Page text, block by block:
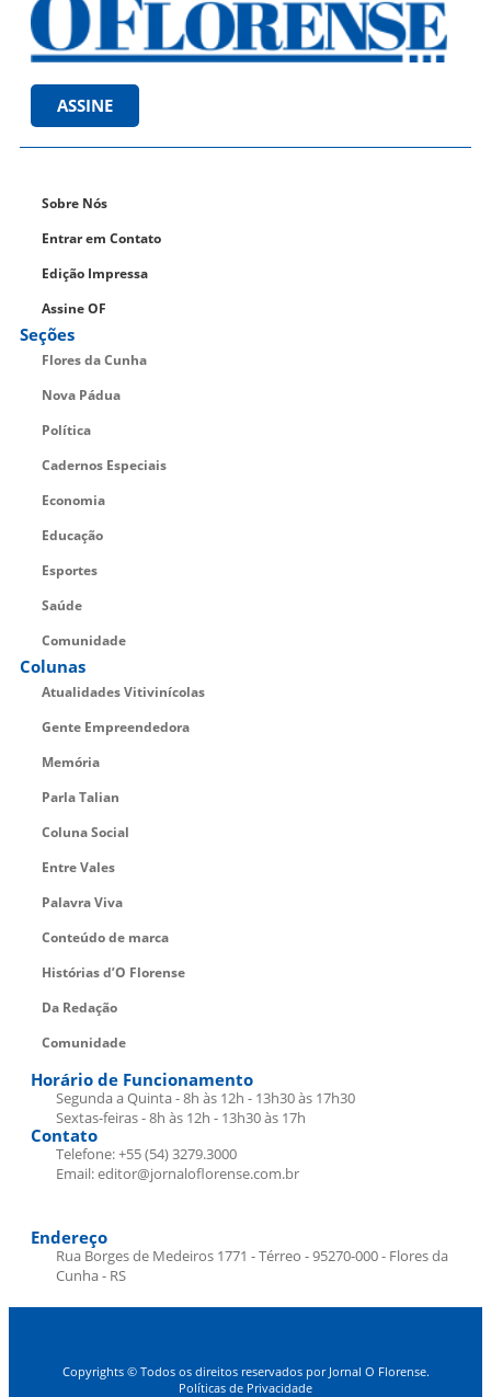
ASSINE
Sobre Nós
Entrar em Contato
Edição Impressa
Assine OF
Seções
Flores da Cunha
Nova Pádua
Política
Cadernos Especiais
Economia
Educação
Esportes
Saúde
Comunidade
Colunas
Atualidades Vitivinícolas
Gente Empreendedora
Memória
Parla Talian
Coluna Social
Entre Vales
Palavra Viva
Conteúdo de marca
Histórias d’O Florense
Da Redação
Comunidade
Horário de Funcionamento
Segunda a Quinta - 8h às 12h - 13h30 às 17h30
Sextas-feiras - 8h às 12h - 13h30 às 17h
Contato
Telefone: +55 (54) 3279.3000
Email: editor@jornaloflorense.com.br
Endereço
Rua Borges de Medeiros 1771 - Térreo - 95270-000 - Flores da
Cunha - RS
Copyrights © Todos os direitos reservados por Jornal O Florense.
Políticas de Privacidade